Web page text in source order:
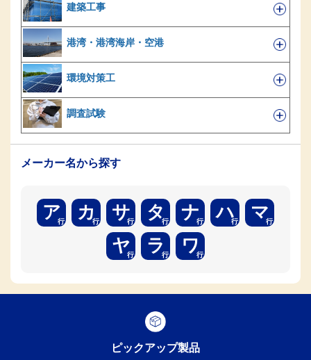
建築工事
港湾・港湾海岸・空港
環境対策工
調査試験
メーカー名から探す
ア カ サ タ ナ ハ
マ
ヤ
ラ ワ
ピックアップ製品